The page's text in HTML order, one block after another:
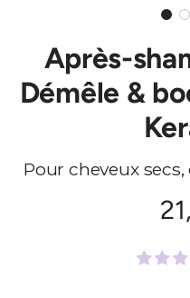
Après-
Démêle &
Pour cheveux